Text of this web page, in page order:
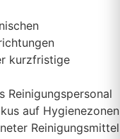
kurzfristige
Reinigungspersonal
auf Hygienezonen
Reinigungsmittel